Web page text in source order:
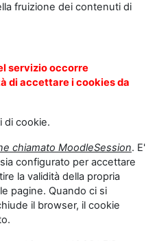
fruizione dei contenuti di
servizio occorre
di accettare i cookies da
di cookie.
chiamato MoodleSession. E'
configurato per accettare
la validità della propria
pagine. Quando ci si
il browser, il cookie